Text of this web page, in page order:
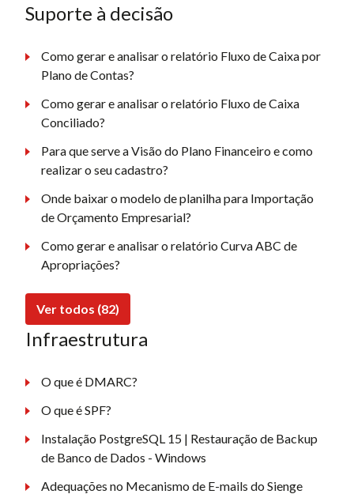
Suporte à decisão
Como gerar e analisar o relatório Fluxo de Caixa por
Plano de Contas?
Como gerar e analisar o relatório Fluxo de Caixa
Conciliado?
Para que serve a Visão do Plano Financeiro e como
realizar o seu cadastro?
Onde baixar o modelo de planilha para Importação
de Orçamento Empresarial?
Como gerar e analisar o relatório Curva ABC de
Apropriações?
Ver todos (82)
Infraestrutura
O que é DMARC?
O que é SPF?
Instalação PostgreSQL 15 | Restauração de Backup
de Banco de Dados - Windows
Adequações no Mecanismo de E-mails do Sienge